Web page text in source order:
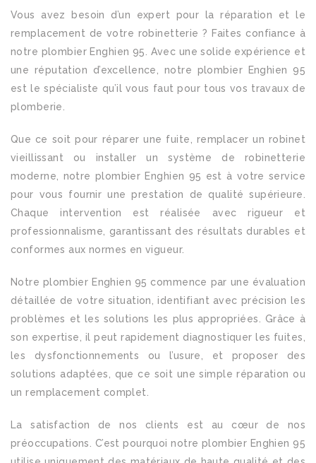
Vous avez besoin d’un expert pour la réparation et le
remplacement de votre robinetterie ? Faites confiance à
notre plombier Enghien 95. Avec une solide expérience et
une réputation d’excellence, notre plombier Enghien 95
est le spécialiste qu’il vous faut pour tous vos travaux de
plomberie.
Que ce soit pour réparer une fuite, remplacer un robinet
vieillissant ou installer un système de robinetterie
moderne, notre plombier Enghien 95 est à votre service
pour vous fournir une prestation de qualité supérieure.
Chaque intervention est réalisée avec rigueur et
professionnalisme, garantissant des résultats durables et
conformes aux normes en vigueur.
Notre plombier Enghien 95 commence par une évaluation
détaillée de votre situation, identifiant avec précision les
problèmes et les solutions les plus appropriées. Grâce à
son expertise, il peut rapidement diagnostiquer les fuites,
les dysfonctionnements ou l’usure, et proposer des
solutions adaptées, que ce soit une simple réparation ou
un remplacement complet.
La satisfaction de nos clients est au cœur de nos
préoccupations. C’est pourquoi notre plombier Enghien 95